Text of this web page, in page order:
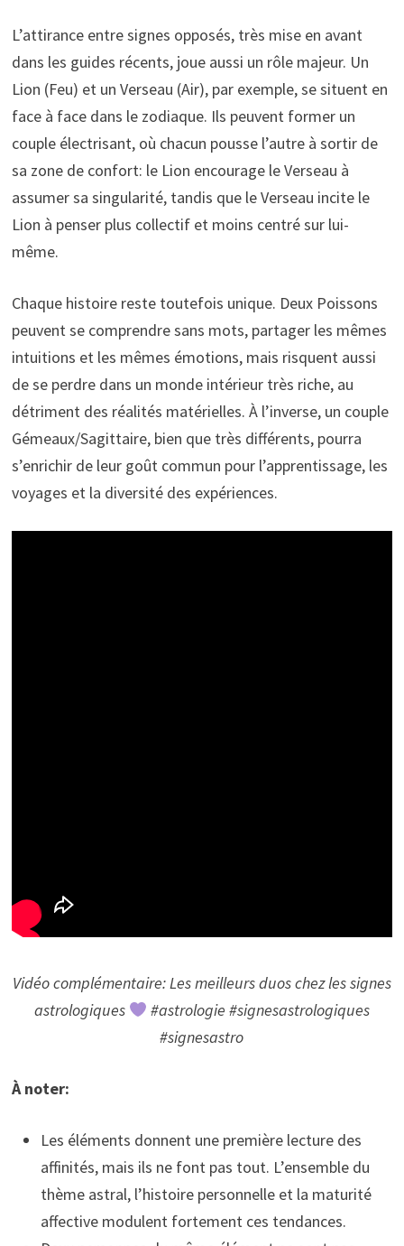
L’attirance entre signes opposés, très mise en avant
dans les guides récents, joue aussi un rôle majeur. Un
Lion (Feu) et un Verseau (Air), par exemple, se situent en
face à face dans le zodiaque. Ils peuvent former un
couple électrisant, où chacun pousse l’autre à sortir de
sa zone de confort: le Lion encourage le Verseau à
assumer sa singularité, tandis que le Verseau incite le
Lion à penser plus collectif et moins centré sur lui-
même.
Chaque histoire reste toutefois unique. Deux Poissons
peuvent se comprendre sans mots, partager les mêmes
intuitions et les mêmes émotions, mais risquent aussi
de se perdre dans un monde intérieur très riche, au
détriment des réalités matérielles. À l’inverse, un couple
Gémeaux/Sagittaire, bien que très différents, pourra
s’enrichir de leur goût commun pour l’apprentissage, les
voyages et la diversité des expériences.
Vidéo complémentaire: Les meilleurs duos chez les signes
astrologiques
#astrologie #signesastrologiques
#signesastro
À noter:
Les éléments donnent une première lecture des
affinités, mais ils ne font pas tout. L’ensemble du
thème astral, l’histoire personnelle et la maturité
affective modulent fortement ces tendances.